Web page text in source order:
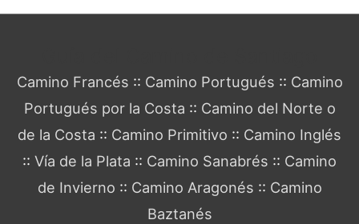
Camino Francés :: Camino Portugués :: Camino
Portugués por la Costa :: Camino del Norte o
de la Costa :: Camino Primitivo :: Camino Inglés
:: Vía de la Plata :: Camino Sanabrés :: Camino
de Invierno :: Camino Aragonés :: Camino
Baztanés